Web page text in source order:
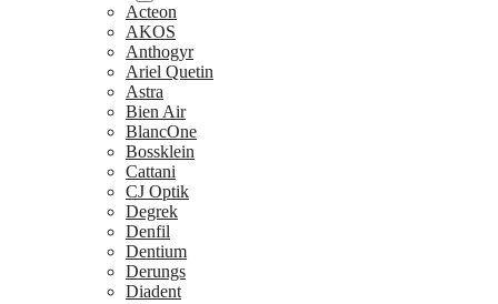
Acteon
AKOS
Anthogyr
Ariel Quetin
Astra
Bien Air
BlancOne
Bossklein
Cattani
CJ Optik
Degrek
Denfil
Dentium
Derungs
Diadent